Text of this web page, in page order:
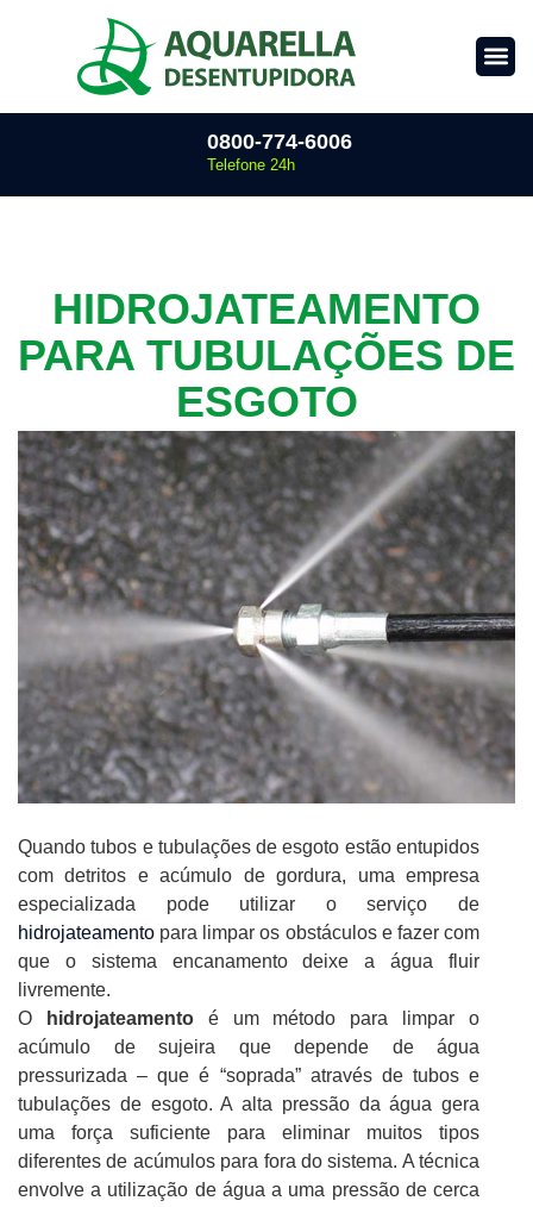
0800-774-6006
Telefone 24h
HIDROJATEAMENTO
PARA TUBULAÇÕES DE
ESGOTO
Quando tubos e tubulações de esgoto estão entupidos
com detritos e acúmulo de gordura, uma empresa
especializada pode utilizar o serviço de
hidrojateamento para limpar os obstáculos e fazer com
que o sistema encanamento deixe a água fluir
livremente.
O
hidrojateamentoé um método para limpar o
acúmulo de sujeira que depende de água
pressurizada – que é “soprada” através de tubos e
tubulações de esgoto. A alta pressão da água gera
uma força suficiente para eliminar muitos tipos
diferentes de acúmulos para fora do sistema. A técnica
envolve a utilização de água a uma pressão de cerca